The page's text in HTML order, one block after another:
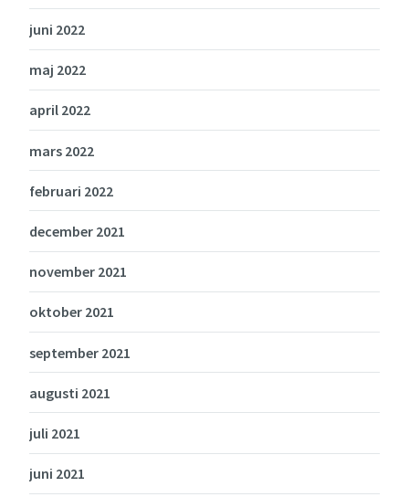
juni 2022
maj 2022
april 2022
mars 2022
februari 2022
december 2021
november 2021
oktober 2021
september 2021
augusti 2021
juli 2021
juni 2021